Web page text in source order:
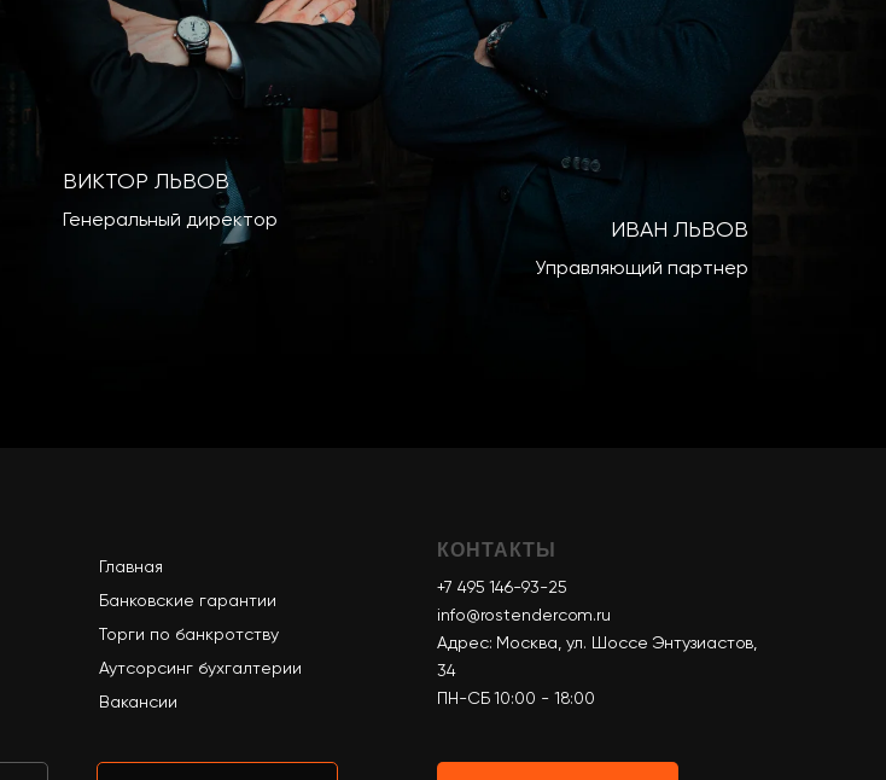
Генеральный директор
ВИКТОР ЛЬВОВ
Управляющий партнер
ИВАН ЛЬВОВ
Главная
Банковские гарантии
Торги по банкротству
Аутсорсинг бухгалтерии
Вакансии
КОНТАКТЫ
+7 495 146-93-25
info@rostendercom.ru
Адрес: Москва, ул. Шоссе Энтузиастов,
34
ПН-СБ 10:00 - 18:00